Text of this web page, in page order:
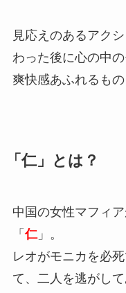
見応えのあるアク
わった後に心の中
爽快感あふれるもの
「仁」とは？
中国の女性マフィ
「仁」。
レオがモニカを必
て、二人を逃がして